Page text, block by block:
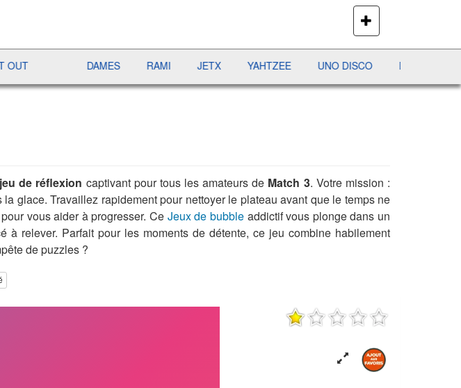
PLUS
DE
JEUX
RAMI JETX YAHTZEE UNO DISCO DÉFI MAHJONG
jeu de réflexion captivant pour tous les amateurs de Match 3. Votre mission :
glace. Travaillez rapidement pour nettoyer le plateau avant que le temps ne
vous aider à progresser. Ce Jeux de bubbleaddictif vous plonge dans un
relever. Parfait pour les moments de détente, ce jeu combine habilement
de puzzles ?